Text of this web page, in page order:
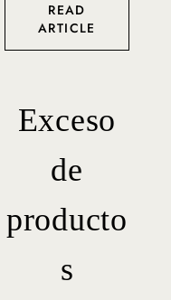
READ
ARTICLE
Exceso
de
producto
s